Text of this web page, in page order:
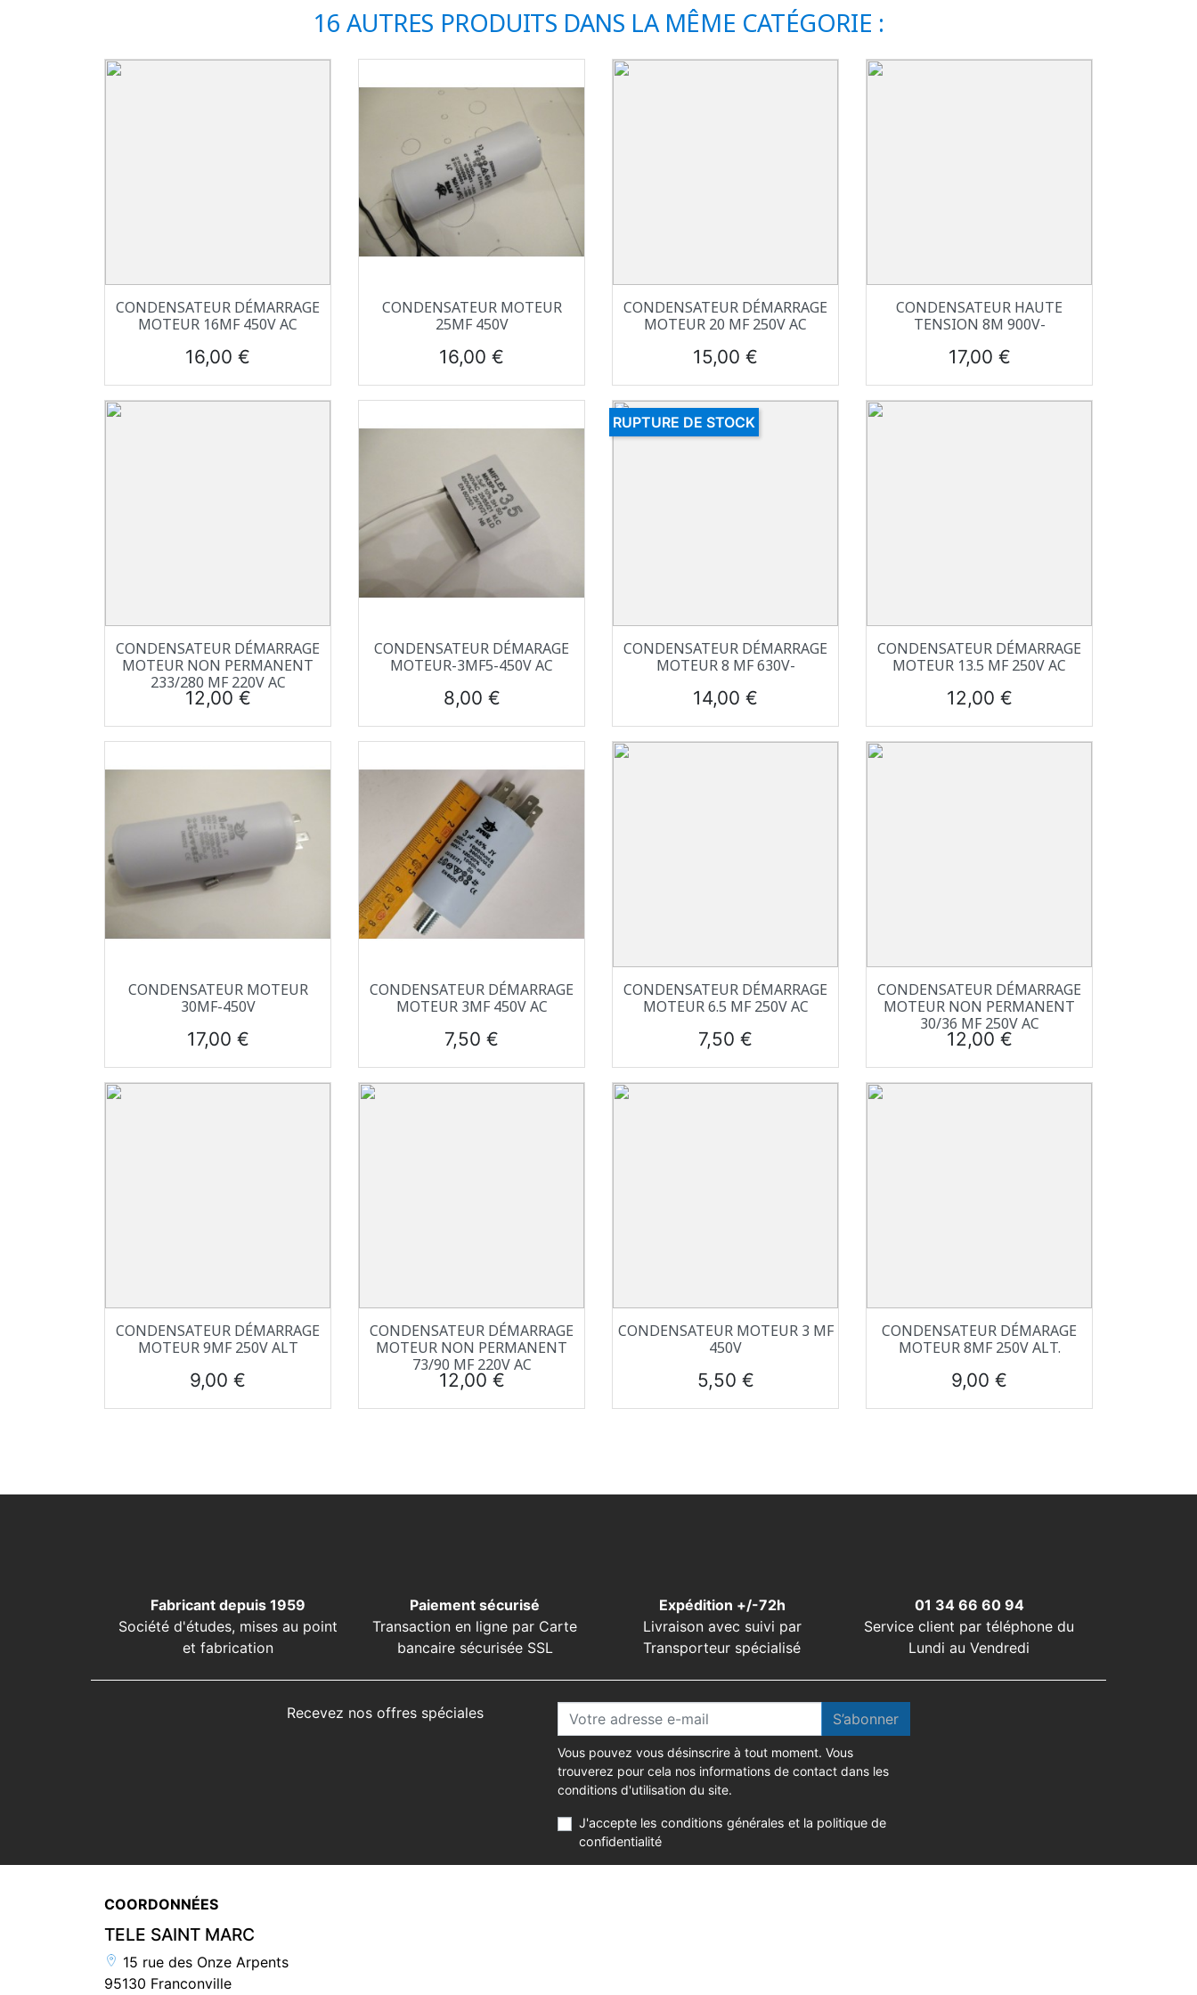
16 AUTRES PRODUITS DANS LA MÊME CATÉGORIE :
Aperçu rapide
CONDENSATEUR DÉMARRAGE
MOTEUR 16ΜF 450V AC
Prix
16,00 €
Aperçu rapide
CONDENSATEUR MOTEUR
25ΜF 450V
Prix
16,00 €
Aperçu rapide
CONDENSATEUR DÉMARRAGE
MOTEUR 20 ΜF 250V AC
Prix
15,00 €
Aperçu rapide
CONDENSATEUR HAUTE
TENSION 8Μ 900V-
Prix
17,00 €
Aperçu rapide
CONDENSATEUR DÉMARRAGE
MOTEUR NON PERMANENT
233/280 ΜF 220V AC
Prix
12,00 €
Aperçu rapide
CONDENSATEUR DÉMARAGE
MOTEUR-3ΜF5-450V AC
Prix
8,00 €
Aperçu rapide
CONDENSATEUR DÉMARRAGE
MOTEUR 8 ΜF 630V-
Prix
14,00 €
RUPTURE DE STOCK
Aperçu rapide
CONDENSATEUR DÉMARRAGE
MOTEUR 13.5 ΜF 250V AC
Prix
12,00 €
Aperçu rapide
CONDENSATEUR MOTEUR
30ΜF-450V
Prix
17,00 €
Aperçu rapide
CONDENSATEUR DÉMARRAGE
MOTEUR 3ΜF 450V AC
Prix
7,50 €
Aperçu rapide
CONDENSATEUR DÉMARRAGE
MOTEUR 6.5 ΜF 250V AC
Prix
7,50 €
Aperçu rapide
CONDENSATEUR DÉMARRAGE
MOTEUR NON PERMANENT
30/36 ΜF 250V AC
Prix
12,00 €
Aperçu rapide
CONDENSATEUR DÉMARRAGE
MOTEUR 9ΜF 250V ALT
Prix
9,00 €
Aperçu rapide
CONDENSATEUR DÉMARRAGE
MOTEUR NON PERMANENT
73/90 ΜF 220V AC
Prix
12,00 €
 Aperçu rapide
CONDENSATEUR MOTEUR 3 ΜF
450V
Prix
5,50 €
Aperçu rapide
CONDENSATEUR DÉMARAGE
MOTEUR 8ΜF 250V ALT.
Prix
9,00 €
Fabricant depuis 1959
Société d'études, mises au point
et fabrication
Paiement sécurisé
Transaction en ligne par Carte
bancaire sécurisée SSL
Expédition +/-72h
Livraison avec suivi par
Transporteur spécialisé
01 34 66 60 94
Service client par téléphone du
Lundi au Vendredi
Recevez nos offres spéciales S’abonner
Vous pouvez vous désinscrire à tout moment. Vous
trouverez pour cela nos informations de contact dans les
conditions d'utilisation du site.
J'accepte les conditions générales et la politique de
confidentialité
COORDONNÉES
TELE SAINT MARC
15 rue des Onze Arpents
95130 Franconville